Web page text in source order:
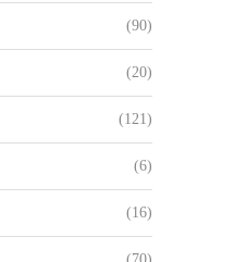
(90)
(20)
(121)
(6)
(16)